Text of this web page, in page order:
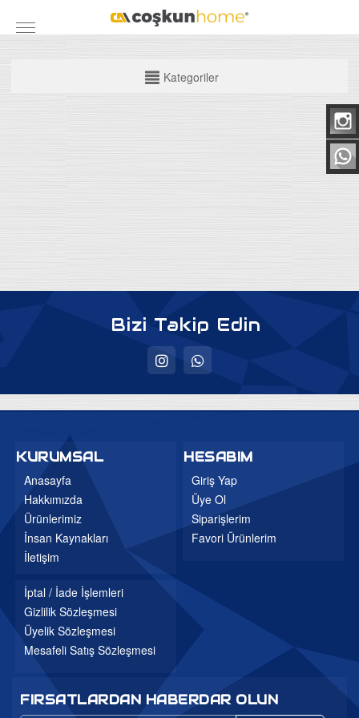
Baza Başlıkları
Ev Tekstili
Bebek Odaları
Genç Odaları
Bahçe Mobilyaları
Düğün Paketleri
3'lü Setler
Mutfak Masa ve Sandalye
Kategoriler
Bizi Takip Edin
KURUMSAL
Anasayfa
Hakkımızda
Ürünlerimiz
İnsan Kaynakları
İletişim
HESABIM
Giriş Yap
Üye Ol
Siparişlerim
Favori Ürünlerim
İptal / İade İşlemleri
Gizlilik Sözleşmesi
Üyelik Sözleşmesi
Mesafeli Satış Sözleşmesi
FIRSATLARDAN HABERDAR OLUN